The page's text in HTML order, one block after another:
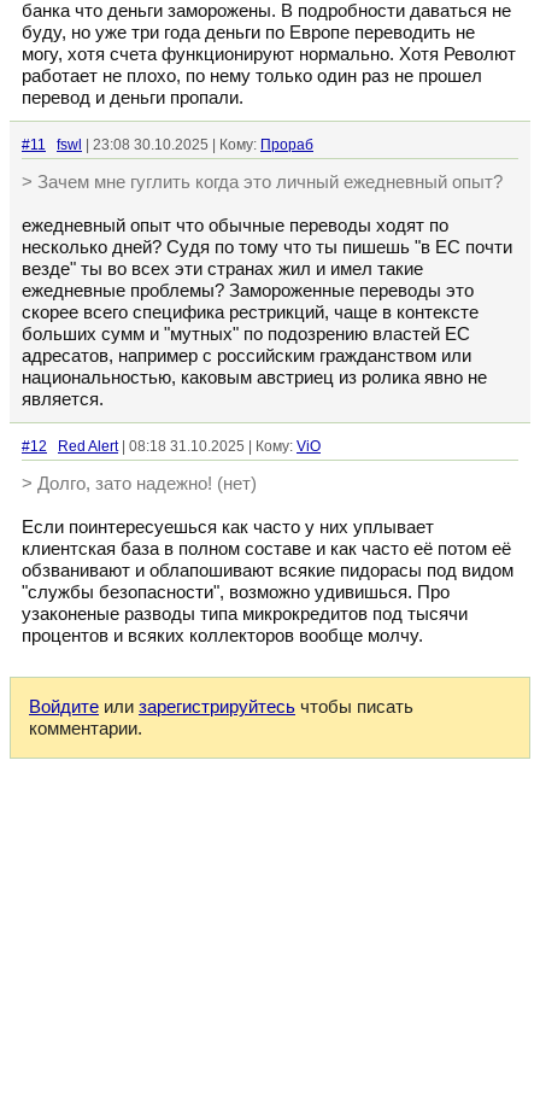
банка что деньги заморожены. В подробности даваться не
буду, но уже три года деньги по Европе переводить не
могу, хотя счета функционируют нормально. Хотя Револют
работает не плохо, по нему только один раз не прошел
перевод и деньги пропали.
#11 fswl | 23:08 30.10.2025 | Кому: Прораб
> Зачем мне гуглить когда это личный ежедневный опыт?
ежедневный опыт что обычные переводы ходят по
несколько дней? Судя по тому что ты пишешь "в ЕС почти
везде" ты во всех эти странах жил и имел такие
ежедневные проблемы? Замороженные переводы это
скорее всего специфика рестрикций, чаще в контексте
больших сумм и "мутных" по подозрению властей ЕС
адресатов, например с российским гражданством или
национальностью, каковым австриец из ролика явно не
является.
#12 Red Alert| 08:18 31.10.2025 | Кому: ViO
> Долго, зато надежно! (нет)
Если поинтересуешься как часто у них уплывает
клиентская база в полном составе и как часто её потом её
обзванивают и облапошивают всякие пидорасы под видом
"службы безопасности", возможно удивишься. Про
узаконеные разводы типа микрокредитов под тысячи
процентов и всяких коллекторов вообще молчу.
Войдите или зарегистрируйтесь чтобы писать
комментарии.